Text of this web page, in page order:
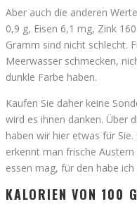
Aber auch die anderen
0,9 g, Eisen 6,1 mg, Zink
Gramm sind nicht schlecht.
Meerwasser schmecken,
dunkle Farbe haben.
Kaufen Sie daher keine
wird es ihnen danken. Über
haben wir hier etwas für
erkennt man frische
essen mag, für den habe
KALORIEN VON 100